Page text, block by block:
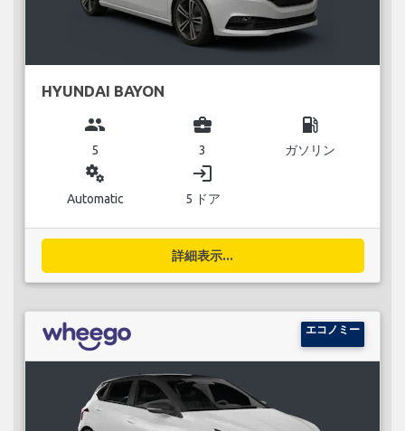
HYUNDAI BAYON
group
5
business_center
3
local_gas_station
ガソリン
miscellaneous_services
Automatic
login
5 ドア
詳細表示...
エコノミー